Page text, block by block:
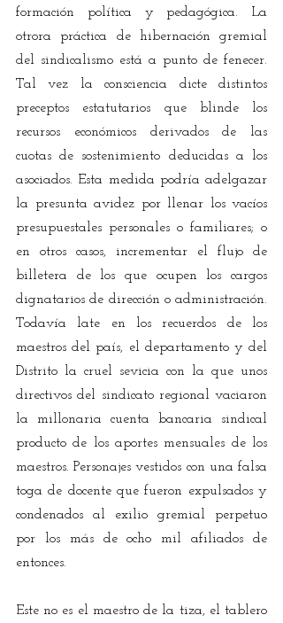
formación política y pedagógica. La
otrora práctica de hibernación gremial
del sindicalismo está a punto de fenecer.
Tal vez la consciencia dicte distintos
preceptos estatutarios que blinde los
recursos económicos derivados de las
cuotas de sostenimiento deducidas a los
asociados. Esta medida podría adelgazar
la presunta avidez por llenar los vacíos
presupuestales personales o familiares; o
en otros casos, incrementar el flujo de
billetera de los que ocupen los cargos
dignatarios de dirección o administración.
Todavía late en los recuerdos de los
maestros del país, el departamento y del
Distrito la cruel sevicia con la que unos
directivos del sindicato regional vaciaron
la millonaria cuenta bancaria sindical
producto de los aportes mensuales de los
maestros. Personajes vestidos con una falsa
toga de docente que fueron expulsados y
condenados al exilio gremial perpetuo
por los más de ocho mil afiliados de
entonces.
Este no es el maestro de la tiza, el tablero